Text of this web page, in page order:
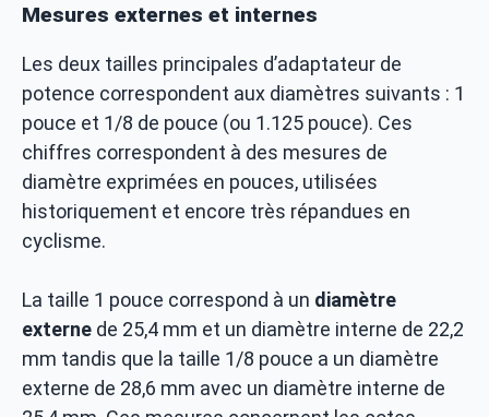
Mesures externes et internes
Les deux tailles principales d’adaptateur de
potence correspondent aux diamètres suivants : 1
pouce et 1/8 de pouce (ou 1.125 pouce). Ces
chiffres correspondent à des mesures de
diamètre exprimées en pouces, utilisées
historiquement et encore très répandues en
cyclisme.
La taille 1 pouce correspond à un diamètre
externe de 25,4 mm et un diamètre interne de 22,2
mm tandis que la taille 1/8 pouce a un diamètre
externe de 28,6 mm avec un diamètre interne de